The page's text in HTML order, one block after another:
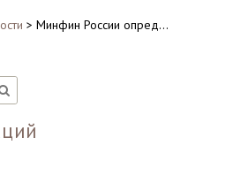
> Минфин России опред…